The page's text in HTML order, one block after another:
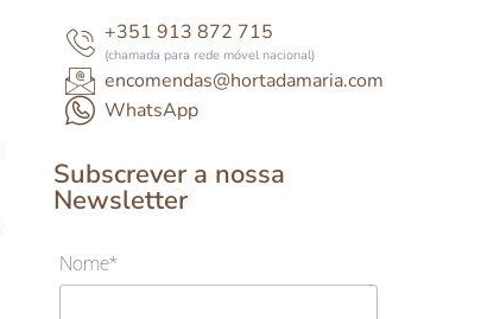
+351 913 872 715
(chamada para rede móvel nacional)
encomendas@hortadamaria.com
WhatsApp
Subscrever a nossa
Newsletter
Nome*